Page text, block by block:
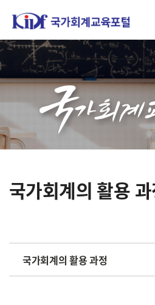
홈페이지가 새롭게 개편되었습
한국조세재정연구원홈페이지
국가회계의 활용
국가회계의 활용 과정